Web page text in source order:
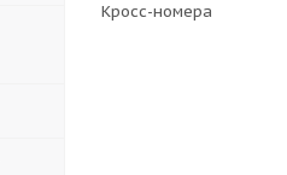
Кросс-номера